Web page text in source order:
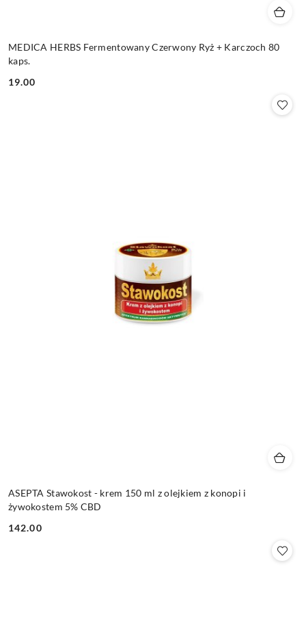
MEDICA HERBS Fermentowany Czerwony Ryż + Karczoch 80
kaps.
Cena:
19.00
ASEPTA Stawokost - krem 150 ml z olejkiem z konopi i
żywokostem 5% CBD
Cena:
142.00